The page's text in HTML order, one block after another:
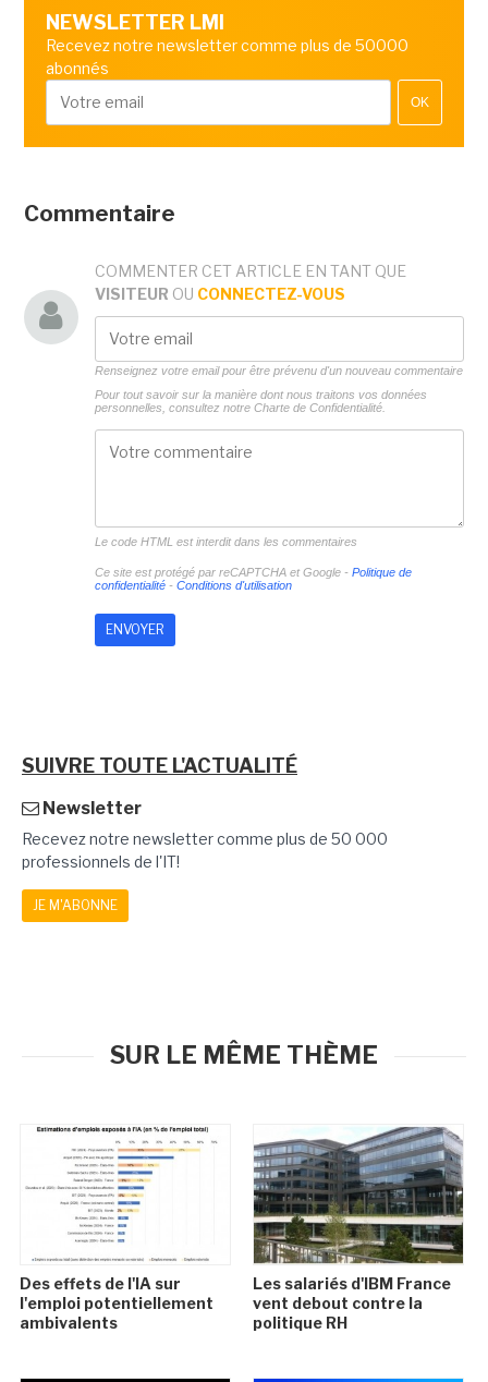
NEWSLETTER LMI
Recevez notre newsletter comme plus de 50000
abonnés
OK
Commentaire
COMMENTER CET ARTICLE EN TANT QUE
VISITEUR OU CONNECTEZ-VOUS
Renseignez votre email pour être prévenu d'un nouveau commentaire
Pour tout savoir sur la manière dont nous traitons vos données
personnelles, consultez notre Charte de Confidentialité.
Le code HTML est interdit dans les commentaires
Ce site est protégé par reCAPTCHA et Google - Politique de
confidentialité- Conditions d'utilisation
SUIVRE TOUTE L'ACTUALITÉ
Newsletter
Recevez notre newsletter comme plus de 50 000
professionnels de l'IT!
JE M'ABONNE
SUR LE MÊME THÈME
Des effets de l'IA sur
l'emploi potentiellement
ambivalents
Les salariés d'IBM France
vent debout contre la
politique RH